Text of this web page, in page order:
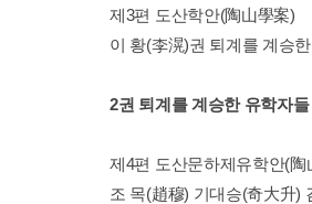
제3편 도산학안(陶山學案)
이 황(李滉)권 퇴계를 계승
2권 퇴계를 계승한 유학자들
제4편 도산문하제유학안(陶
조 목(趙穆) 기대승(奇大升)